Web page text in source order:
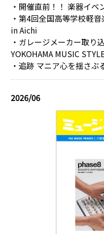
・開催直前！！ 楽器イベ
・第4回全国高等学校軽
in Aichi
・ガレージメーカー取り
YOKOHAMA MUSIC
・追跡 マニア心を揺さぶ
2026/06